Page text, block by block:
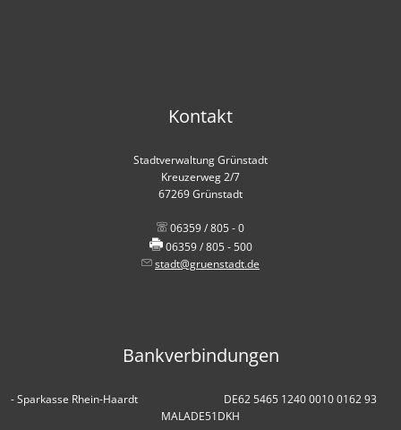
Kontakt
Stadtverwaltung Grünstadt
Kreuzerweg 2/7
67269 Grünstadt
06359 / 805 - 0
06359 / 805 - 500
stadt@gruenstadt.de
Bankverbindungen
- Sparkasse Rhein-Haardt DE62 5465 1240 0010 0162 93
MALADE51DKH